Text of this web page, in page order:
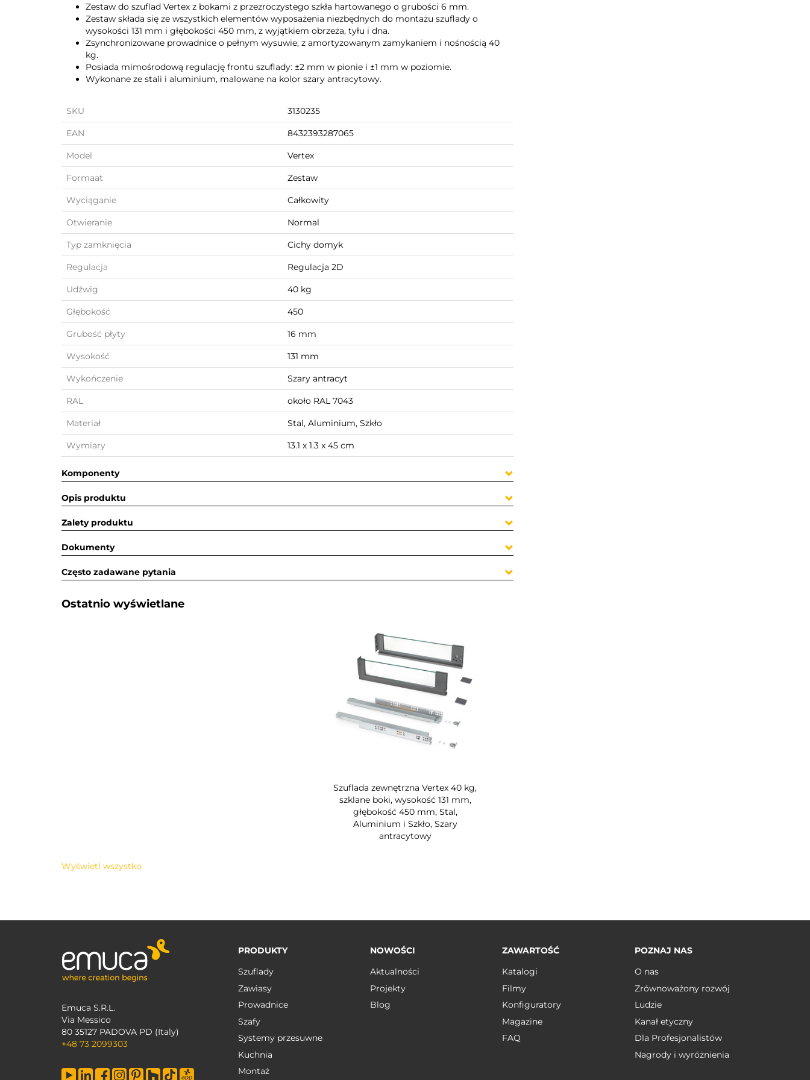
Zestaw do szuflad Vertex z bokami z przezroczystego szkła hartowanego o grubości 6 mm.
Zestaw składa się ze wszystkich elementów wyposażenia niezbędnych do montażu szuflady o
wysokości 131 mm i głębokości 450 mm, z wyjątkiem obrzeża, tyłu i dna.
Zsynchronizowane prowadnice o pełnym wysuwie, z amortyzowanym zamykaniem i nośnością 40
kg.
Posiada mimośrodową regulację frontu szuflady: ±2 mm w pionie i ±1 mm w poziomie.
Wykonane ze stali i aluminium, malowane na kolor szary antracytowy.
SKU 3130235
EAN 8432393287065
Model Vertex
Formaat Zestaw
Wyciąganie Całkowity
Otwieranie Normal
Typ zamknięcia Cichy domyk
Regulacja Regulacja 2D
Udźwig 40 kg
Głębokość 450
Grubość płyty 16 mm
Wysokość 131 mm
Wykończenie Szary antracyt
RAL około RAL 7043
Materiał Stal, Aluminium, Szkło
Wymiary 13.1 x 1.3 x 45 cm
Komponenty
Opis produktu
Zalety produktu
Dokumenty
Często zadawane pytania
Ostatnio wyświetlane​
Szuflada zewnętrzna Vertex 40 kg,
szklane boki, wysokość 131 mm,
głębokość 450 mm, Stal,
Aluminium i Szkło, Szary
antracytowy
Wyświetl wszystko
Emuca S.R.L.
Via Messico
80 35127 PADOVA PD (Italy)
+48 73 2099303
PRODUKTY
Szuflady
Zawiasy
Prowadnice
Szafy
Systemy przesuwne
Kuchnia
Montaż
NOWOŚCI
Aktualności
Projekty
Blog
ZAWARTOŚĆ
Katalogi
Filmy
Konfiguratory
Magazine
FAQ
POZNAJ NAS
O nas
Zrównoważony rozwój
Ludzie
Kanał etyczny
Dla Profesjonalistów
Nagrody i wyróżnienia